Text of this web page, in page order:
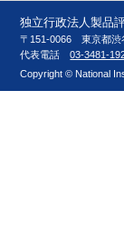
独立行政法人製品
〒151-0066 東京都渋
代表電話03-3481-
Copyright © National